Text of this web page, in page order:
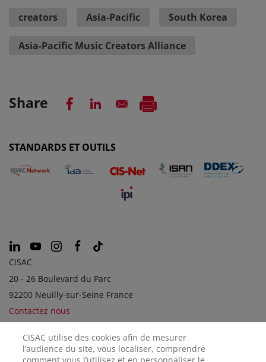
creators Asia-Pacific South Korea
Asia-Pacific Music Creators Alliance
Share
STANDARDS ET OUTILS
CISAC
20 - 26 Boulevard du Parc
92200 Neuilly-sur-Seine France
Contactez nous
SOCIÉTÉS SOEURS
CISAC utilise des cookies afin de mesurer
l’audience du site, vous localiser, comprendre